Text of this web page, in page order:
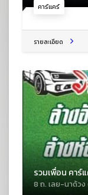
คาร์แคร์
รายละเอียด
รวมเพื่อน คาร์
8 ถ. เลย-นาด้ว